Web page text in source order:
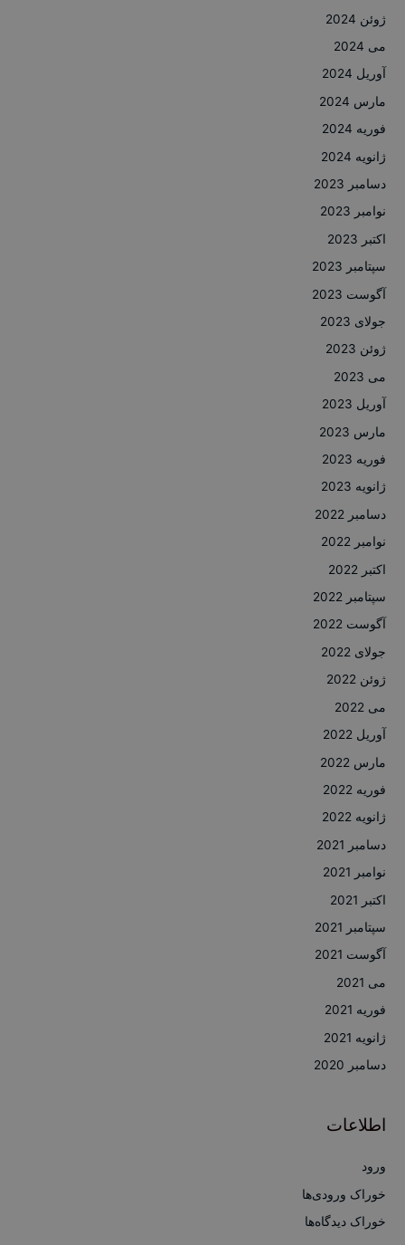
ژوئن 2024
می 2024
آوریل 2024
مارس 2024
فوریه 2024
ژانویه 2024
دسامبر 2023
نوامبر 2023
اکتبر 2023
سپتامبر 2023
آگوست 2023
جولای 2023
ژوئن 2023
می 2023
آوریل 2023
مارس 2023
فوریه 2023
ژانویه 2023
دسامبر 2022
نوامبر 2022
اکتبر 2022
سپتامبر 2022
آگوست 2022
جولای 2022
ژوئن 2022
می 2022
آوریل 2022
مارس 2022
فوریه 2022
ژانویه 2022
دسامبر 2021
نوامبر 2021
اکتبر 2021
سپتامبر 2021
آگوست 2021
می 2021
فوریه 2021
ژانویه 2021
دسامبر 2020
اطلاعات
ورود
خوراک ورودی‌ها
خوراک دیدگاه‌ها